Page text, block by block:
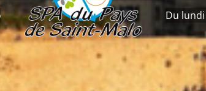
Du lundi